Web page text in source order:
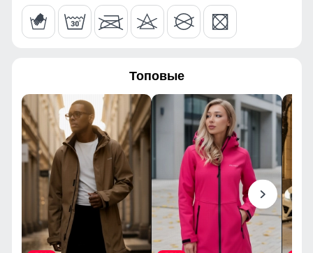
Упаковка и размеры
Габариты (ДхШхВ) 35 x 30 x 0.5 см
Вес 0.405 кг
Описание
Практичное термобелье мужское. В комплект входит
однотонный термолонгслив и кальсоны с высокой
посадкой. Использовать их можно как вместе, так и по
отдельности. Белье обеспечит максимальный
комфорт. Оно приятно на ощупь, не стесняет
Топовые